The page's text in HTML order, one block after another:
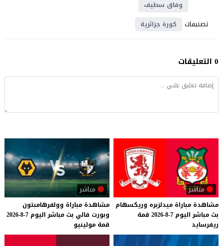
وفاق سطيف
تصنيفات كورة جزائرية
0 التعليقات
مباشر
مشاهدة مباراة ميدلزبره وريكسهام
بث مباشر اليوم 7-8-2026
قمة
ريفرسايد
مباشر
مشاهدة مباراة وولفرهامبتون
وبورت فالي بث مباشر اليوم 7-8-2026
قمة مولينيو